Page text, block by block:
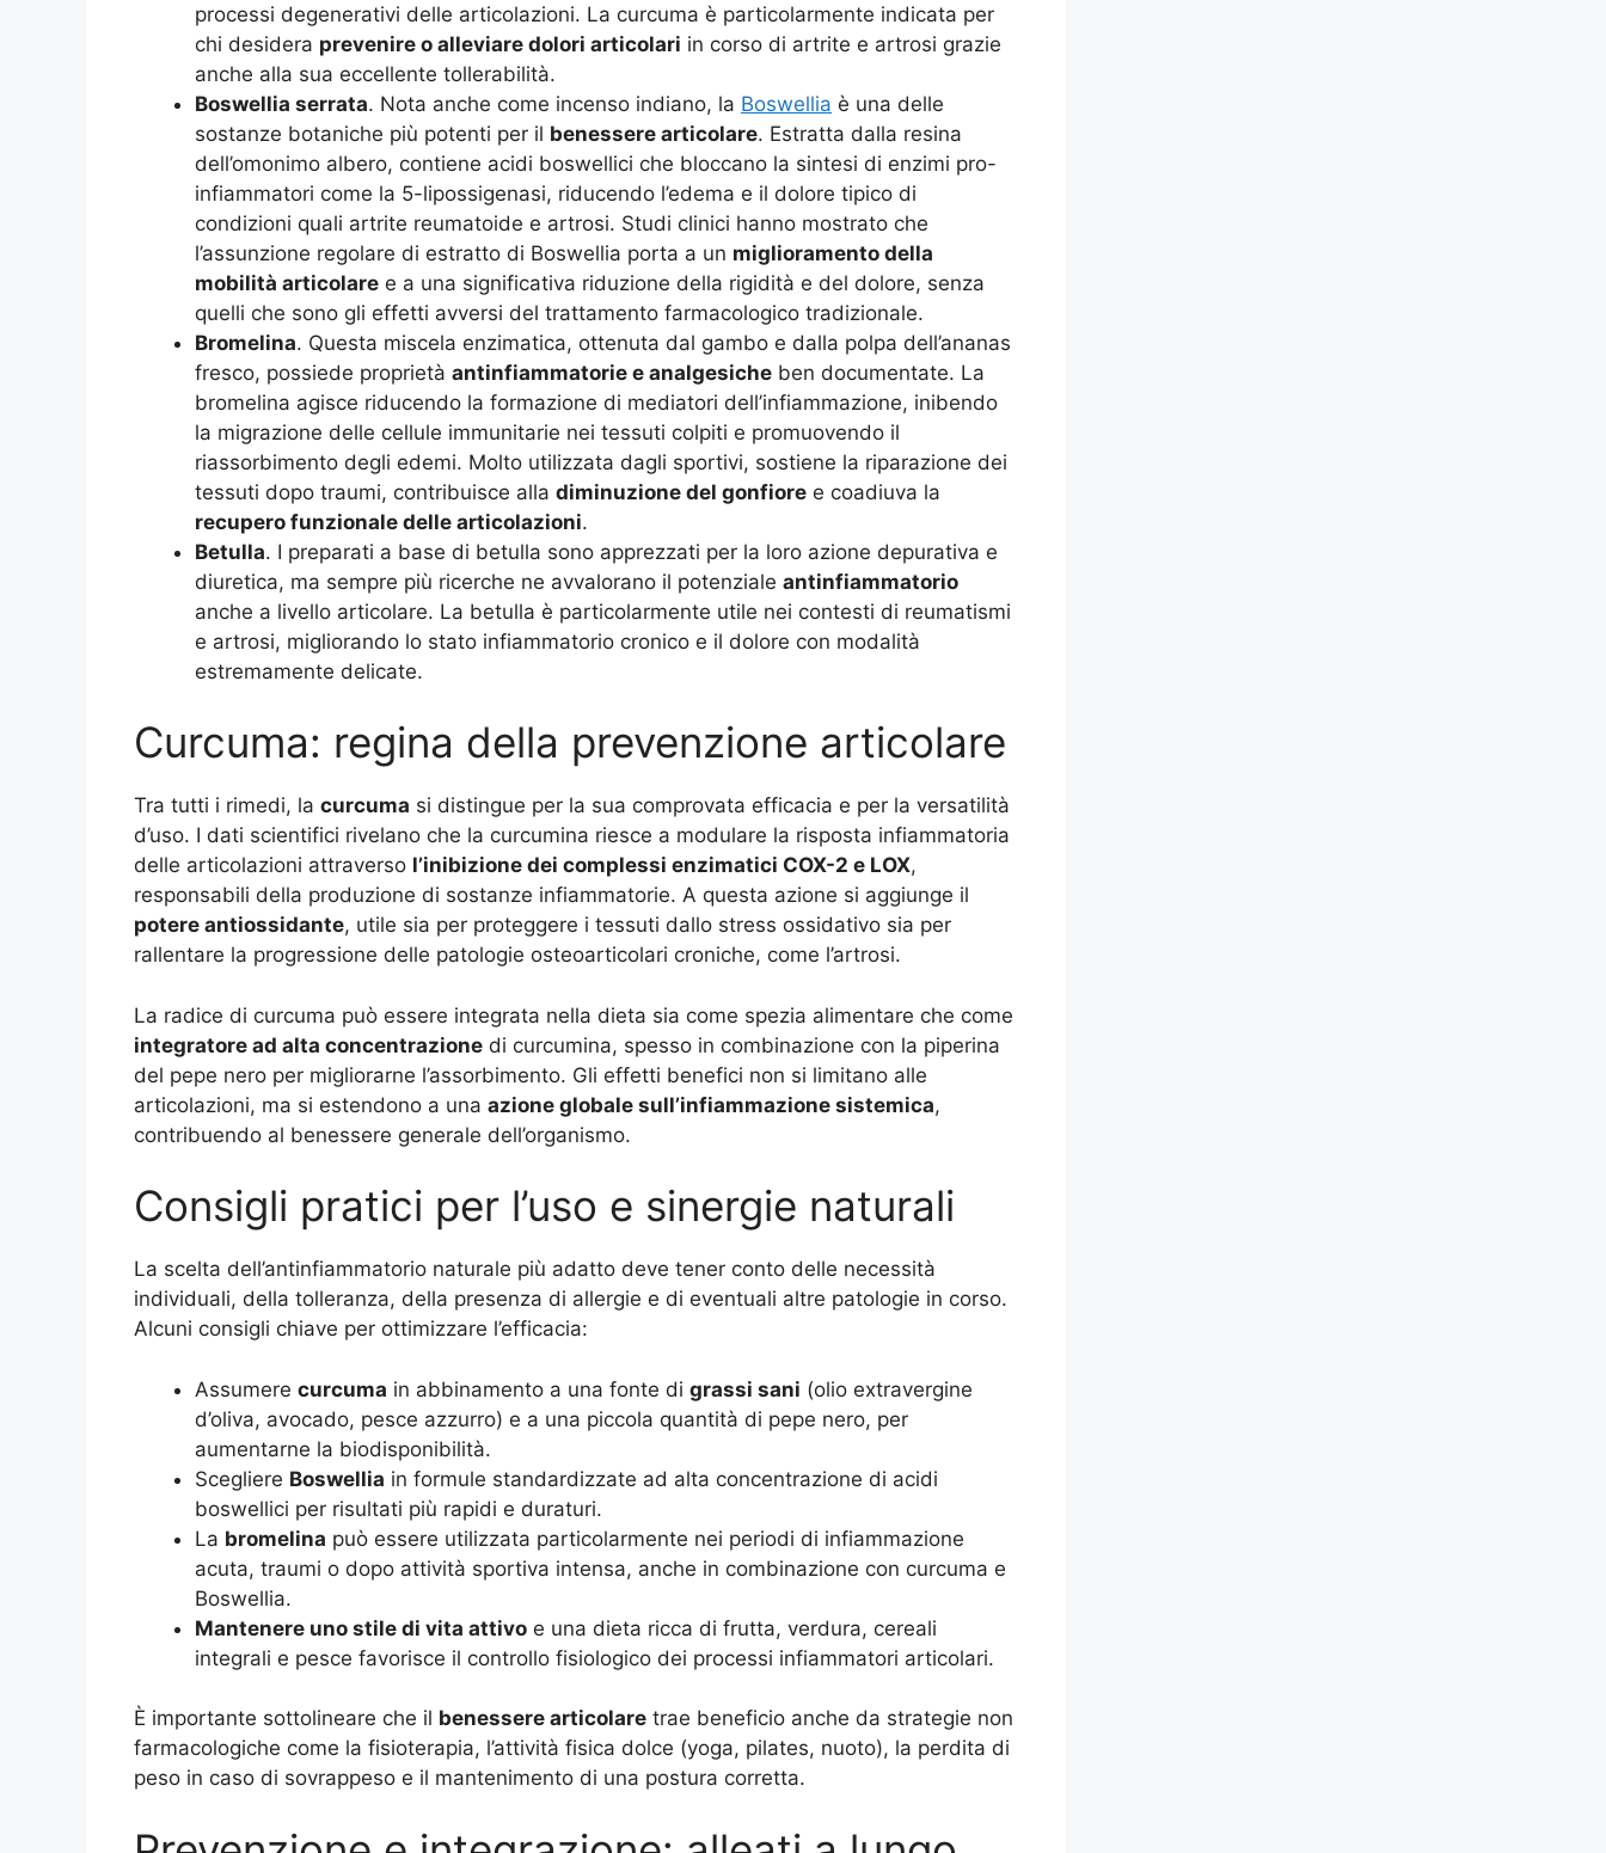
processi degenerativi delle articolazioni. La curcuma è particolarmente indicata per
chi desidera prevenire o alleviare dolori articolari in corso di artrite e artrosi grazie
anche alla sua eccellente tollerabilità.
Boswellia serrata. Nota anche come incenso indiano, la Boswellia è una delle
sostanze botaniche più potenti per il benessere articolare. Estratta dalla resina
dell’omonimo albero, contiene acidi boswellici che bloccano la sintesi di enzimi pro-
infiammatori come la 5-lipossigenasi, riducendo l’edema e il dolore tipico di
condizioni quali artrite reumatoide e artrosi. Studi clinici hanno mostrato che
l’assunzione regolare di estratto di Boswellia porta a un miglioramento della
mobilità articolare e a una significativa riduzione della rigidità e del dolore, senza
quelli che sono gli effetti avversi del trattamento farmacologico tradizionale.
Bromelina. Questa miscela enzimatica, ottenuta dal gambo e dalla polpa dell’ananas
fresco, possiede proprietà antinfiammatorie e analgesiche ben documentate. La
bromelina agisce riducendo la formazione di mediatori dell’infiammazione, inibendo
la migrazione delle cellule immunitarie nei tessuti colpiti e promuovendo il
riassorbimento degli edemi. Molto utilizzata dagli sportivi, sostiene la riparazione dei
tessuti dopo traumi, contribuisce alla diminuzione del gonfiore e coadiuva la
recupero funzionale delle articolazioni.
Betulla. I preparati a base di betulla sono apprezzati per la loro azione depurativa e
diuretica, ma sempre più ricerche ne avvalorano il potenziale antinfiammatorio
anche a livello articolare. La betulla è particolarmente utile nei contesti di reumatismi
e artrosi, migliorando lo stato infiammatorio cronico e il dolore con modalità
estremamente delicate.
Curcuma: regina della prevenzione articolare
Tra tutti i rimedi, la curcuma si distingue per la sua comprovata efficacia e per la versatilità
d’uso. I dati scientifici rivelano che la curcumina riesce a modulare la risposta infiammatoria
delle articolazioni attraverso l’inibizione dei complessi enzimatici COX-2 e LOX,
responsabili della produzione di sostanze infiammatorie. A questa azione si aggiunge il
potere antiossidante, utile sia per proteggere i tessuti dallo stress ossidativo sia per
rallentare la progressione delle patologie osteoarticolari croniche, come l’artrosi.
La radice di curcuma può essere integrata nella dieta sia come spezia alimentare che come
integratore ad alta concentrazione di curcumina, spesso in combinazione con la piperina
del pepe nero per migliorarne l’assorbimento. Gli effetti benefici non si limitano alle
articolazioni, ma si estendono a una azione globale sull’infiammazione sistemica,
contribuendo al benessere generale dell’organismo.
Consigli pratici per l’uso e sinergie naturali
La scelta dell’antinfiammatorio naturale più adatto deve tener conto delle necessità
individuali, della tolleranza, della presenza di allergie e di eventuali altre patologie in corso.
Alcuni consigli chiave per ottimizzare l’efficacia:
Assumere curcuma in abbinamento a una fonte di grassi sani (olio extravergine
d’oliva, avocado, pesce azzurro) e a una piccola quantità di pepe nero, per
aumentarne la biodisponibilità.
Scegliere Boswellia in formule standardizzate ad alta concentrazione di acidi
boswellici per risultati più rapidi e duraturi.
La bromelina può essere utilizzata particolarmente nei periodi di infiammazione
acuta, traumi o dopo attività sportiva intensa, anche in combinazione con curcuma e
Boswellia.
Mantenere uno stile di vita attivo e una dieta ricca di frutta, verdura, cereali
integrali e pesce favorisce il controllo fisiologico dei processi infiammatori articolari.
È importante sottolineare che il benessere articolare trae beneficio anche da strategie non
farmacologiche come la fisioterapia, l’attività fisica dolce (yoga, pilates, nuoto), la perdita di
peso in caso di sovrappeso e il mantenimento di una postura corretta.